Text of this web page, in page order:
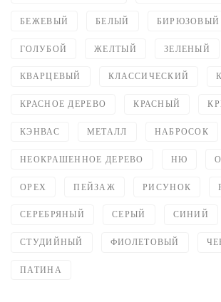
БЕЖЕВЫЙ БЕЛЫЙ БИРЮЗОВЫЙ
ГОЛУБОЙ ЖЕЛТЫЙ ЗЕЛЕНЫЙ
КВАРЦЕВЫЙ КЛАССИЧЕСКИЙ
КРАСНОЕ ДЕРЕВО КРАСНЫЙ
КЭНВАС МЕТАЛЛ НАБРОСОК
НЕОКРАШЕННОЕ ДЕРЕВО НЮ
ОРЕХ ПЕЙЗАЖ РИСУНОК
СЕРЕБРЯНЫЙ СЕРЫЙ СИНИЙ
СТУДИЙНЫЙ ФИОЛЕТОВЫЙ
ПАТИНА